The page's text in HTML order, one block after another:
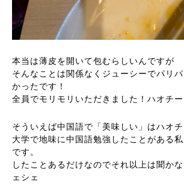
本当は薄皮を開いて包むらしいんですが
そんなことは関係なくジューシーでパリ
かったです！
全員でモリモリいただきました！ハオチー
そういえば中国語で「美味しい」はハオ
大学で地味に中国語勉強したことがある
です。
したことあるだけなのでそれ以上は聞か
ェシェ